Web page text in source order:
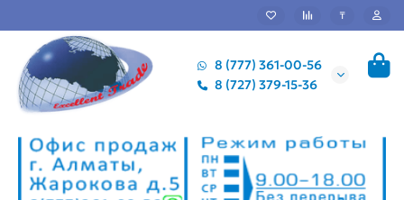
₸
8 (777) 361-00-56
8 (727) 379-15-36